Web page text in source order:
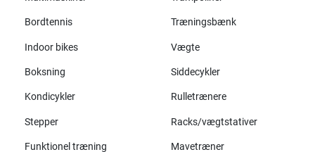
Bordtennis Træningsbænk
Indoor bikes Vægte
Boksning Siddecykler
Kondicykler Rulletrænere
Stepper Racks/vægtstativer
Funktionel træning Mavetræner